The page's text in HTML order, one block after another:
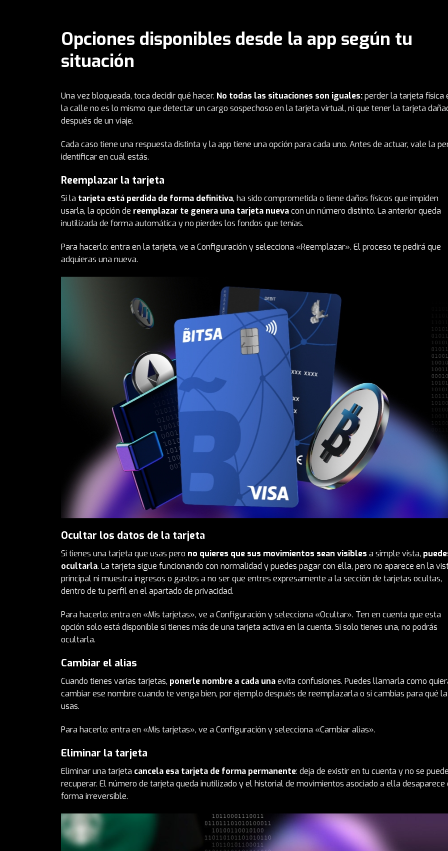
Opciones disponibles desde la app según tu
situación
Una vez bloqueada, toca decidir qué hacer. No todas las situaciones son iguales:perder la tarjeta física
la calle no es lo mismo que detectar un cargo sospechoso en la tarjeta virtual, ni que tener la tarjeta
después de un viaje.
Cada caso tiene una respuesta distinta y la app tiene una opción para cada uno. Antes de actuar, vale la
identificar en cuál estás.
Reemplazar la tarjeta
Si la tarjeta está perdida de forma definitiva, ha sido comprometida o tiene daños físicos que impiden
usarla, la opción de reemplazar te genera una tarjeta nuevacon un número distinto. La anterior queda
inutilizada de forma automática y no pierdes los fondos que tenías.
Para hacerlo: entra en la tarjeta, ve a Configuración y selecciona «Reemplazar». El proceso te pedirá que
adquieras una nueva.
Ocultar los datos de la tarjeta
Si tienes una tarjeta que usas pero no quieres que sus movimientos sean visibles a simple vista,
ocultarla. La tarjeta sigue funcionando con normalidad y puedes pagar con ella, pero no aparece en la
principal ni muestra ingresos o gastos a no ser que entres expresamente a la sección de tarjetas ocultas,
dentro de tu perfil en el apartado de privacidad.
Para hacerlo: entra en «Mis tarjetas», ve a Configuración y selecciona «Ocultar». Ten en cuenta que esta
opción solo está disponible si tienes más de una tarjeta activa en la cuenta. Si solo tienes una, no podrás
ocultarla.
Cambiar el alias
Cuando tienes varias tarjetas, ponerle nombre a cada unaevita confusiones. Puedes llamarla como
cambiar ese nombre cuando te venga bien, por ejemplo después de reemplazarla o si cambias para qué la
usas.
Para hacerlo: entra en «Mis tarjetas», ve a Configuración y selecciona «Cambiar alias».
Eliminar la tarjeta
Eliminar una tarjeta cancela esa tarjeta de forma permanente: deja de existir en tu cuenta y no se
recuperar. El número de tarjeta queda inutilizado y el historial de movimientos asociado a ella desaparece
forma irreversible.